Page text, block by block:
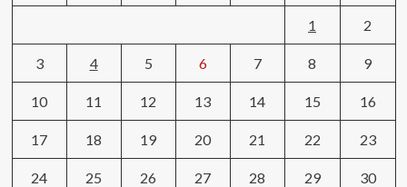
1
2
3 4 5 6 7 8 9
10 11 12 13 14 15 16
17 18 19 20 21 22 23
24 25 26 27 28 29 30